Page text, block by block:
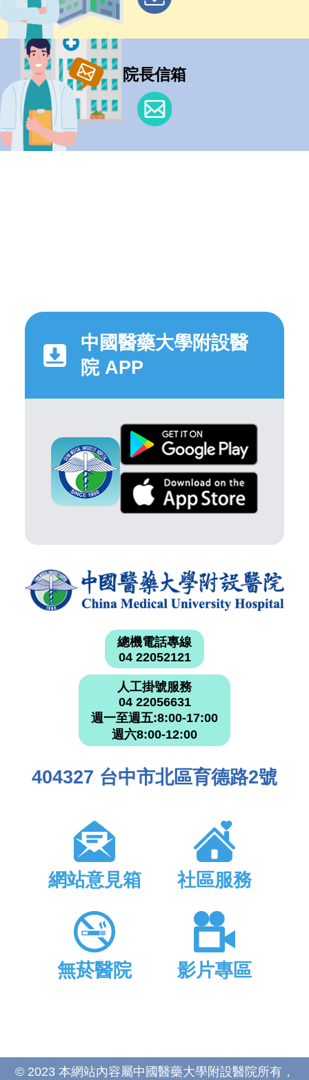
院長信箱
中國醫藥大學附設醫
院 APP
總機電話專線
04 22052121
人工掛號服務
04 22056631
週一至週五:8:00-17:00
週六8:00-12:00
404327 台中市北區育德路2號
網站意見箱 社區服務
無菸醫院 影片專區
© 2023 本網站內容屬中國醫藥大學附設醫院所有，